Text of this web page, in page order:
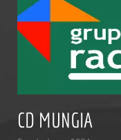
CD MUNGIA